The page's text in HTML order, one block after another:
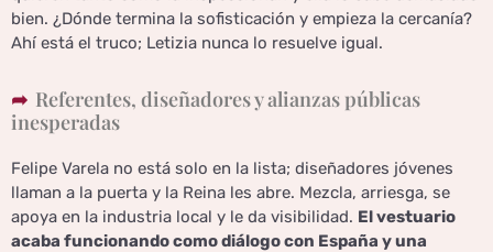
bien. ¿Dónde termina la sofisticación y empieza la cercanía?
Ahí está el truco; Letizia nunca lo resuelve igual.
Referentes, diseñadores y alianzas públicas
inesperadas
Felipe Varela no está solo en la lista; diseñadores jóvenes
llaman a la puerta y la Reina les abre. Mezcla, arriesga, se
apoya en la industria local y le da visibilidad. El vestuario
acaba funcionando como diálogo con España y una